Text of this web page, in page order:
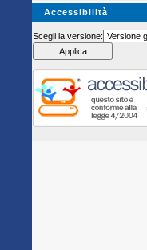
Accessibilità
Scegli la versione: